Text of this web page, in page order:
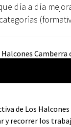
día a día
de Los
y recorrer los